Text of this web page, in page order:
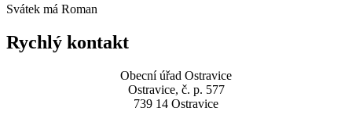
Svátek má Roman
Rychlý kontakt
Obecní úřad Ostravice
Ostravice, č. p. 577
739 14 Ostravice